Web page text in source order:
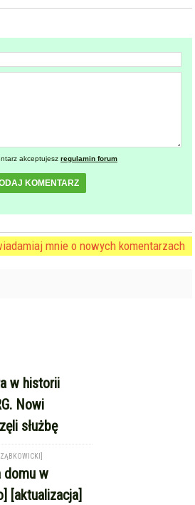
akceptujesz regulamin forum
KOMENTARZ
mnie o nowych komentarzach
w historii
Nowi
służbę
domu w
[aktualizacja]